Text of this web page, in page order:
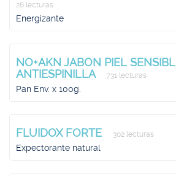
26 lecturas
Energizante
NO+AKN JABON PIEL
ANTIESPINILLA
731 lecturas
Pan Env. x 100g.
FLUIDOX FORTE 302 lecturas
Expectorante natural